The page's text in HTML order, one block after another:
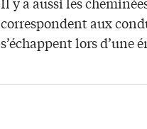
correspondent aux
s’échappent lors d’une